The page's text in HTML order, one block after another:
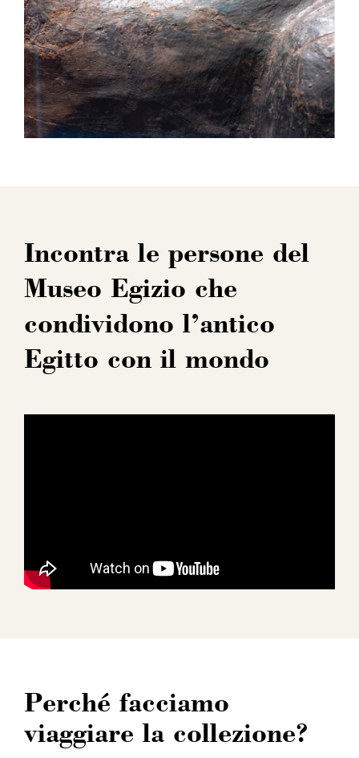
Incontra le persone del
Museo Egizio che
condividono l’antico
Egitto con il mondo
Perché facciamo
viaggiare la collezione?